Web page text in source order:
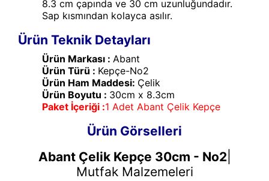
8.3 cm çapında ve 30 cm uzunluğundadır.
Sap kısmından kolayca asılır.
Ürün Teknik Detayları
Ürün Markası : Abant
Ürün Türü : Kepçe-No2
Ürün Ham Maddesi: Çelik
Ürün Boyutu : 30cm x 8.3cm
Paket İçeriği :1 Adet Abant Çelik Kepçe
Ürün Görselleri
Abant Çelik Kepçe 30cm - No2|
Mutfak Malzemeleri